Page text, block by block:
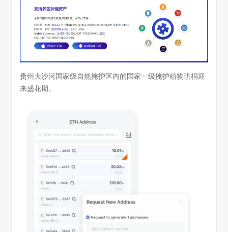
贵州大沙河国家级自然掩护区内的国家一级掩护植物珙桐迎
来盛花期。